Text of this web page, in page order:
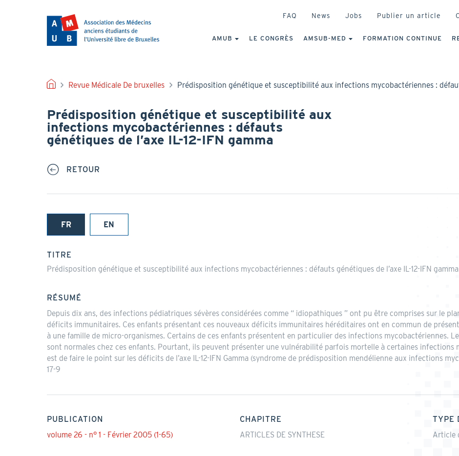
HEADER
FAQ News Jobs Publier un article
PRINCIPALE
AMUB LE CONGRÈS AMSUB-MED FORMATION CONTINUE
FIL
D'ARIANE
Revue Médicale De bruxelles Prédisposition génétique et susceptibilité aux infections mycobactériennes :
Prédisposition génétique et susceptibilité aux
infections mycobactériennes : défauts
génétiques de l’axe IL-12-IFN gamma
RETOUR
FR
(onglet
EN
TITRE
Prédisposition génétique et susceptibilité aux infections mycobactériennes : défauts génétiques de l’axe IL-12-IFN gamma
RÉSUMÉ
Depuis dix ans, des infections pédiatriques sévères considérées comme “ idiopathiques ” ont pu être comprises sur le
déficits immunitaires. Ces enfants présentant ces nouveaux déficits immunitaires héréditaires ont en commun de
à une famille de micro-organismes. Certains de ces enfants présentent en particulier des infections mycobactériennes.
sont normales chez ces enfants. Pourtant, ils peuvent présenter une vulnérabilité parfois mortelle à certaines infections
est de faire le point sur les déficits de l’axe IL-12-IFN Gamma (syndrome de prédisposition mendélienne aux infections
17-9
PUBLICATION
volume 26 - n° 1 - Février 2005 (1-65)
CHAPITRE
ARTICLES DE SYNTHESE
TYPE
Article